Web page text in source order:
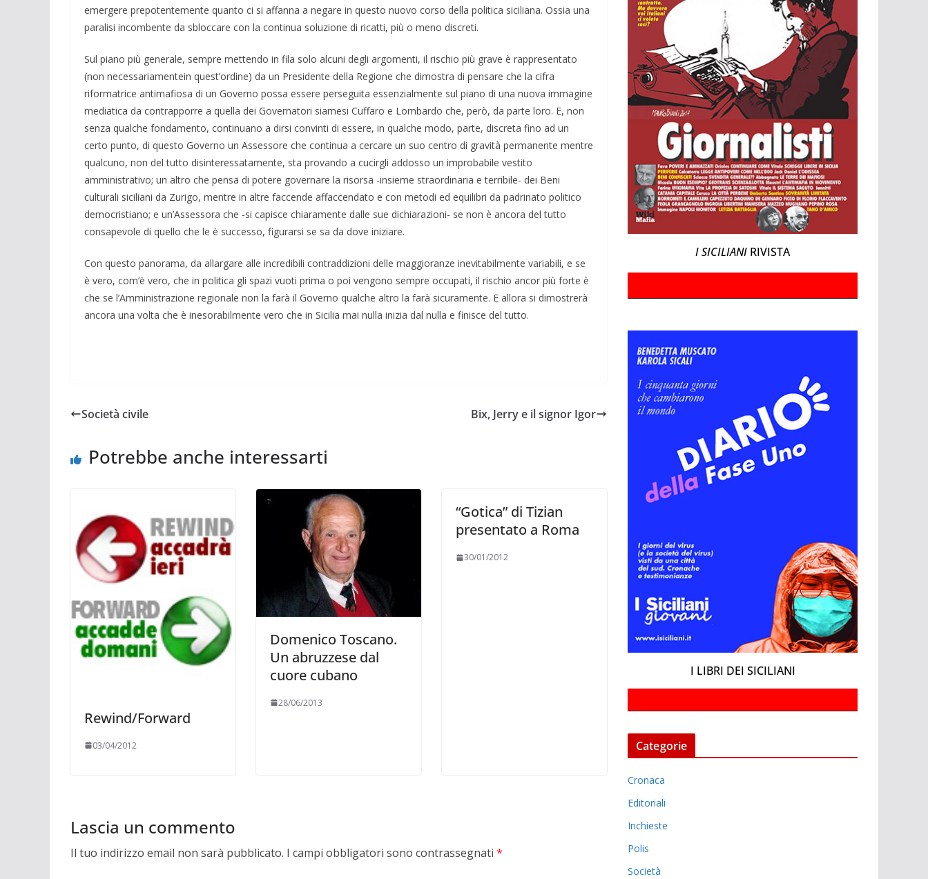
emergere prepotentemente quanto ci si affanna a negare in questo nuovo corso della politica siciliana. Ossia una
paralisi incombente da sbloccare con la continua soluzione di ricatti, più o meno discreti.
Sul piano più generale, sempre mettendo in fila solo alcuni degli argomenti, il rischio più grave è rappresentato
(non necessariamentein quest’ordine) da un Presidente della Regione che dimostra di pensare che la cifra
riformatrice antimafiosa di un Governo possa essere perseguita essenzialmente sul piano di una nuova immagine
mediatica da contrapporre a quella dei Governatori siamesi Cuffaro e Lombardo che, però, da parte loro. E, non
senza qualche fondamento, continuano a dirsi convinti di essere, in qualche modo, parte, discreta fino ad un
certo punto, di questo Governo un Assessore che continua a cercare un suo centro di gravità permanente mentre
qualcuno, non del tutto disinteressatamente, sta provando a cucirgli addosso un improbabile vestito
amministrativo; un altro che pensa di potere governare la risorsa -insieme straordinaria e terribile- dei Beni
culturali siciliani da Zurigo, mentre in altre faccende affaccendato e con metodi ed equilibri da padrinato politico
democristiano; e un’Assessora che -si capisce chiaramente dalle sue dichiarazioni- se non è ancora del tutto
consapevole di quello che le è successo, figurarsi se sa da dove iniziare.
Con questo panorama, da allargare alle incredibili contraddizioni delle maggioranze inevitabilmente variabili, e se
è vero, com’è vero, che in politica gli spazi vuoti prima o poi vengono sempre occupati, il rischio ancor più forte è
che se l’Amministrazione regionale non la farà il Governo qualche altro la farà sicuramente. E allora si dimostrerà
ancora una volta che è inesorabilmente vero che in Sicilia mai nulla inizia dal nulla e finisce del tutto.
Società civile Bix, Jerry e il signor Igor
Potrebbe anche interessarti
Rewind/Forward
03/04/2012
Domenico Toscano.
Un abruzzese dal
cuore cubano
28/06/2013
“Gotica” di Tizian
presentato a Roma
30/01/2012
Lascia un commento
Il tuo indirizzo email non sarà pubblicato. I campi obbligatori sono contrassegnati *
I SICILIANI RIVISTA
I LIBRI DEI SICILIANI
Categorie
Cronaca
Editoriali
Inchieste
Polis
Società